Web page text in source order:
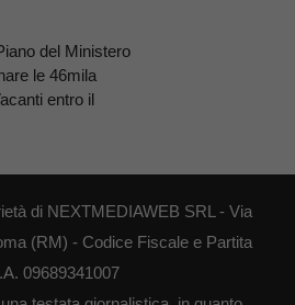
del Ministero
le 46mila
entro il
di NEXTMEDIAWEB SRL - Via
(RM) - Codice Fiscale e Partita
09689341007